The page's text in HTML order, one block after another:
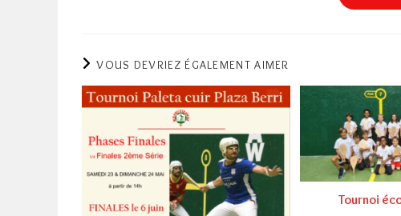
VOUS DEVRIEZ ÉGALEMENT AIMER
Tournoi